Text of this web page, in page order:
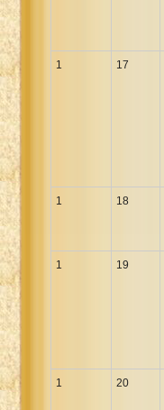
1 17
1 18
1 19
1 20